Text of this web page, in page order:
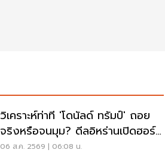
วิเคราะห์ท่าที 'โดนัลด์ ทรัมป์' ถอย
จริงหรือจนมุม? ดีลอิหร่านเปิดฮอร์
มุซ
06 ส.ค. 2569 | 06:08 น.